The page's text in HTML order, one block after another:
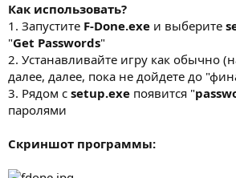
Как использовать?
1. Запустите F-Done.exe и выберите
"Get Passwords"
2. Устанавливайте игру как обычно
далее, далее, пока не дойдете до
3. Рядом с setup.exe появится "
паролями
Скриншот программы: